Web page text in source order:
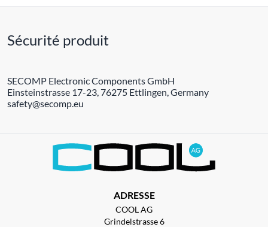
Sécurité produit
SECOMP Electronic Components GmbH
Einsteinstrasse 17-23, 76275 Ettlingen, Germany
safety@secomp.eu
ADRESSE
COOL AG
Grindelstrasse 6